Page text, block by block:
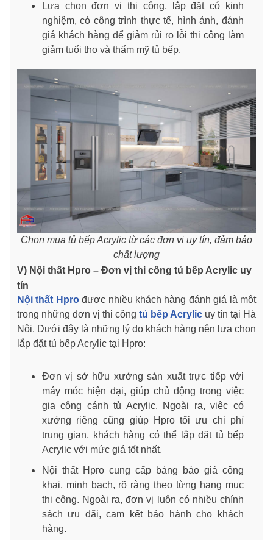
Lựa chọn đơn vị thi công, lắp đặt có kinh
nghiệm, có công trình thực tế, hình ảnh, đánh
giá khách hàng để giảm rủi ro lỗi thi công làm
giảm tuổi thọ và thẩm mỹ tủ bếp.
Chọn mua tủ bếp Acrylic từ các đơn vị uy tín, đảm bảo
chất lượng
V) Nội thất Hpro – Đơn vị thi công tủ bếp Acrylic uy
tín
Nội thất Hprođược nhiều khách hàng đánh giá là một
trong những đơn vị thi công tủ bếp Acrylic uy tín tại Hà
Nội. Dưới đây là những lý do khách hàng nên lựa chọn
lắp đặt tủ bếp Acrylic tại Hpro:
Đơn vị sở hữu xưởng sản xuất trực tiếp với
máy móc hiện đại, giúp chủ động trong việc
gia công cánh tủ Acrylic. Ngoài ra, việc có
xưởng riêng cũng giúp Hpro tối ưu chi phí
trung gian, khách hàng có thể lắp đặt tủ bếp
Acrylic với mức giá tốt nhất.
Nội thất Hpro cung cấp bảng báo giá công
khai, minh bạch, rõ ràng theo từng hạng mục
thi công. Ngoài ra, đơn vị luôn có nhiều chính
sách ưu đãi, cam kết bảo hành cho khách
hàng.